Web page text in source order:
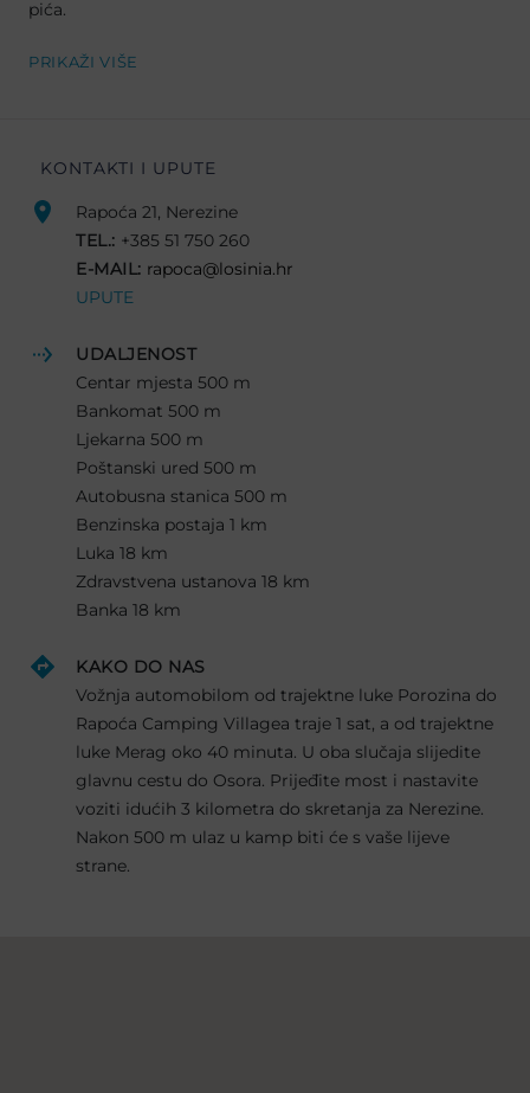
pića.
PRIKAŽI VIŠE
KONTAKTI I UPUTE
Rapoća 21, Nerezine
TEL.: +385 51 750 260
E-MAIL: rapoca@losinia.hr
UPUTE
UDALJENOST
Centar mjesta 500 m
Bankomat 500 m
Ljekarna 500 m
Poštanski ured 500 m
Autobusna stanica 500 m
Benzinska postaja 1 km
Luka 18 km
Zdravstvena ustanova 18 km
Banka 18 km
KAKO DO NAS
Vožnja automobilom od trajektne luke Porozina do
Rapoća Camping Villagea traje 1 sat, a od trajektne
luke Merag oko 40 minuta. U oba slučaja slijedite
glavnu cestu do Osora. Prijeđite most i nastavite
voziti idućih 3 kilometra do skretanja za Nerezine.
Nakon 500 m ulaz u kamp biti će s vaše lijeve
strane.